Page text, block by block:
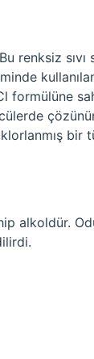
renksiz sıvı
formülüne
bir
alkoldür.